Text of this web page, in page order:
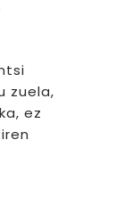
zuela,
ez